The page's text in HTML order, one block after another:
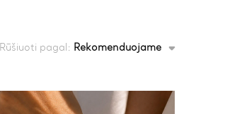
Rūšiuoti pagal: Rekomenduojame